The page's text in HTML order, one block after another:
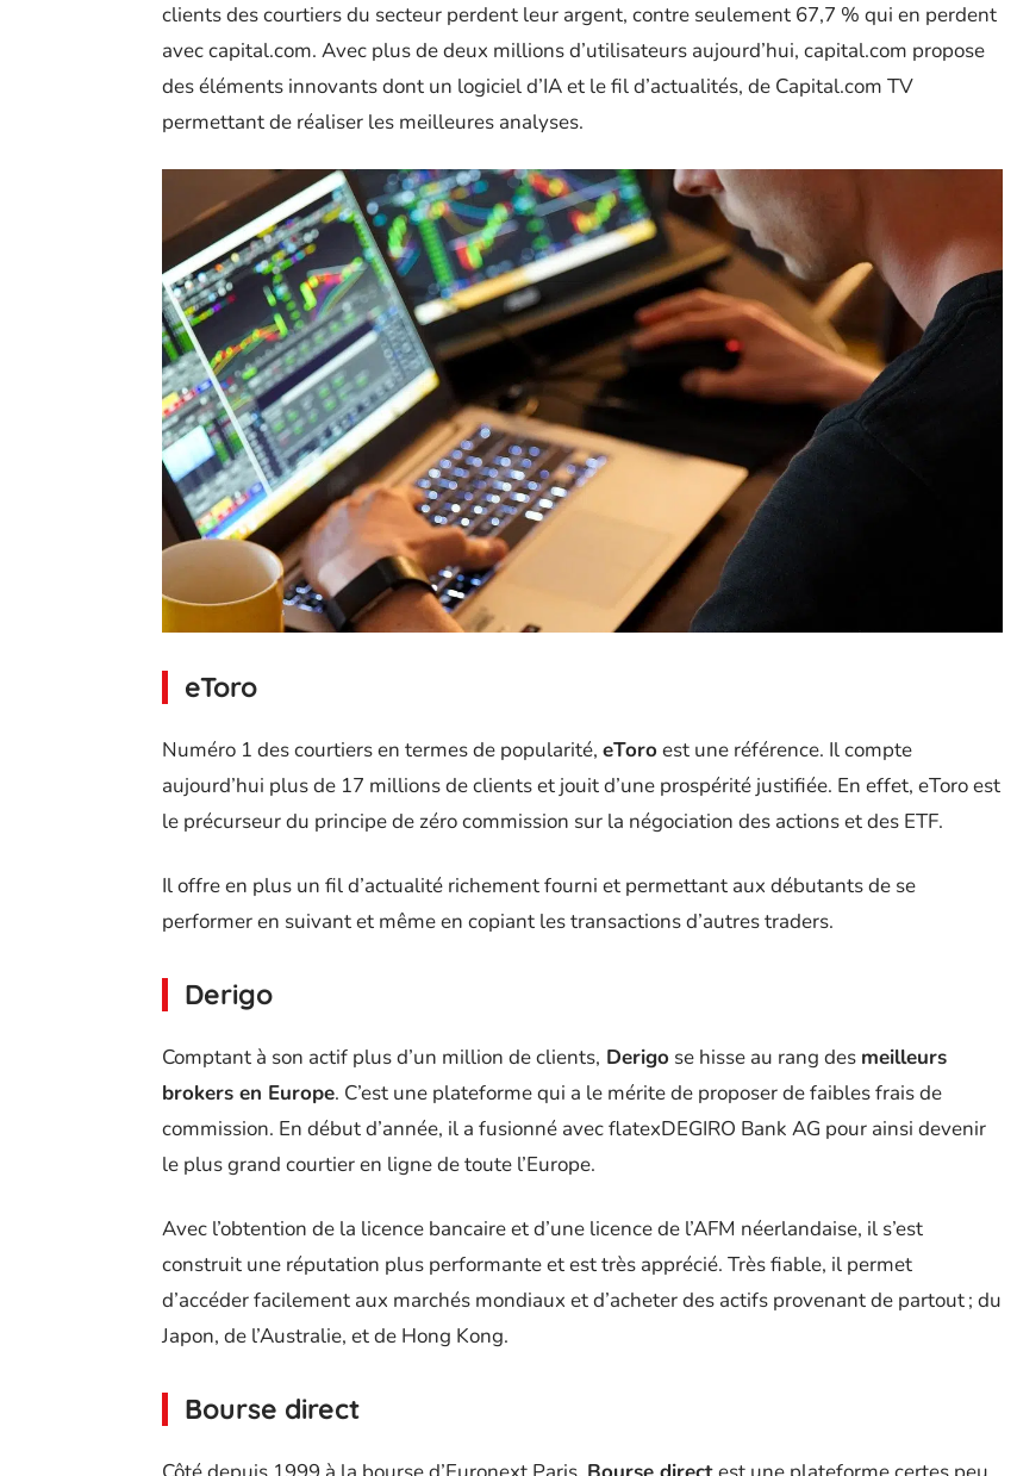
clients des courtiers du secteur perdent leur argent, contre seulement 67,7 % qui en perdent
avec capital.com. Avec plus de deux millions d’utilisateurs aujourd’hui, capital.com propose
des éléments innovants dont un logiciel d’IA et le fil d’actualités, de Capital.com TV
permettant de réaliser les meilleures analyses.
eToro
Numéro 1 des courtiers en termes de popularité, eToro est une référence. Il compte
aujourd’hui plus de 17 millions de clients et jouit d’une prospérité justifiée. En effet, eToro est
le précurseur du principe de zéro commission sur la négociation des actions et des ETF.
Il offre en plus un fil d’actualité richement fourni et permettant aux débutants de se
performer en suivant et même en copiant les transactions d’autres traders.
Derigo
Comptant à son actif plus d’un million de clients, Derigo se hisse au rang des meilleurs
brokers en Europe. C’est une plateforme qui a le mérite de proposer de faibles frais de
commission. En début d’année, il a fusionné avec flatexDEGIRO Bank AG pour ainsi devenir
le plus grand courtier en ligne de toute l’Europe.
Avec l’obtention de la licence bancaire et d’une licence de l’AFM néerlandaise, il s’est
construit une réputation plus performante et est très apprécié. Très fiable, il permet
d’accéder facilement aux marchés mondiaux et d’acheter des actifs provenant de partout ; du
Japon, de l’Australie, et de Hong Kong.
Bourse direct